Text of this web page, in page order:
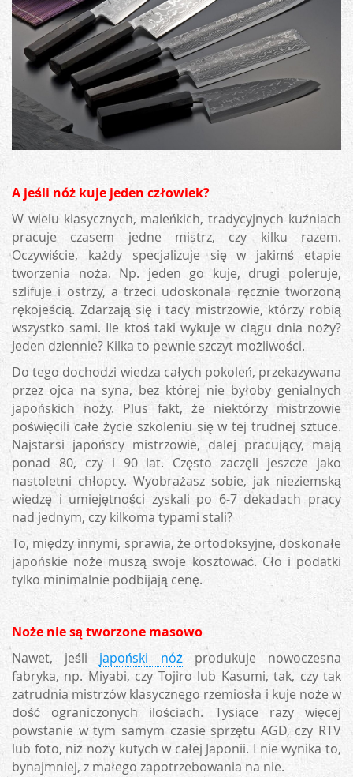
A jeśli nóż kuje jeden człowiek?
W wielu klasycznych, maleńkich, tradycyjnych kuźniach
pracuje czasem jedne mistrz, czy kilku razem.
Oczywiście, każdy specjalizuje się w jakimś etapie
tworzenia noża. Np. jeden go kuje, drugi poleruje,
szlifuje i ostrzy, a trzeci udoskonala ręcznie tworzoną
rękojeścią. Zdarzają się i tacy mistrzowie, którzy robią
wszystko sami. Ile ktoś taki wykuje w ciągu dnia noży?
Jeden dziennie? Kilka to pewnie szczyt możliwości.
Do tego dochodzi wiedza całych pokoleń, przekazywana
przez ojca na syna, bez której nie byłoby genialnych
japońskich noży. Plus fakt, że niektórzy mistrzowie
poświęcili całe życie szkoleniu się w tej trudnej sztuce.
Najstarsi japońscy mistrzowie, dalej pracujący, mają
ponad 80, czy i 90 lat. Często zaczęli jeszcze jako
nastoletni chłopcy. Wyobrażasz sobie, jak nieziemską
wiedzę i umiejętności zyskali po 6-7 dekadach pracy
nad jednym, czy kilkoma typami stali?
To, między innymi, sprawia, że ortodoksyjne, doskonałe
japońskie noże muszą swoje kosztować. Cło i podatki
tylko minimalnie podbijają cenę.
Noże nie są tworzone masowo
Nawet, jeśli japoński nóżprodukuje nowoczesna
fabryka, np. Miyabi, czy Tojiro lub Kasumi, tak, czy tak
zatrudnia mistrzów klasycznego rzemiosła i kuje noże w
dość ograniczonych ilościach. Tysiące razy więcej
powstanie w tym samym czasie sprzętu AGD, czy RTV
lub foto, niż noży kutych w całej Japonii. I nie wynika to,
bynajmniej, z małego zapotrzebowania na nie.